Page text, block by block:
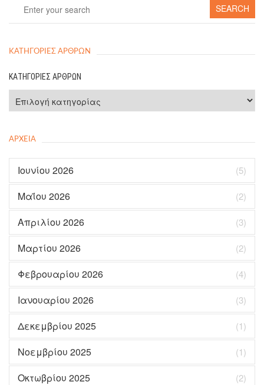
ΚΑΤΗΓΟΡΊΕΣ ΆΡΘΡΩΝ
ΚΑΤΗΓΟΡΊΕΣ ΆΡΘΡΩΝ
ΑΡΧΕΊΑ
Ιουνίου 2026 (5)
Μαΐου 2026 (2)
Απριλίου 2026 (3)
Μαρτίου 2026 (2)
Φεβρουαρίου 2026 (4)
Ιανουαρίου 2026 (3)
Δεκεμβρίου 2025 (1)
Νοεμβρίου 2025 (1)
Οκτωβρίου 2025 (2)